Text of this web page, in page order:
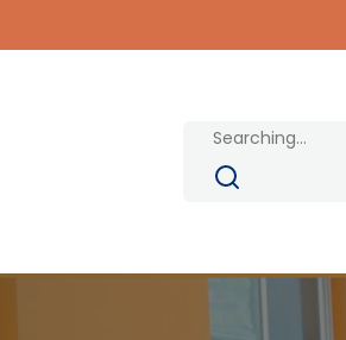
Search
for: